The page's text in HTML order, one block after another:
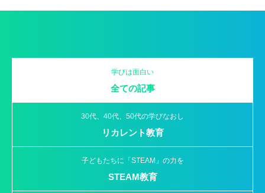
学びは面白い
全ての記事
30代、40代、50代の学びなおし
リカレント教育
子どもたちに「STEAM」の力を
STEAM教育